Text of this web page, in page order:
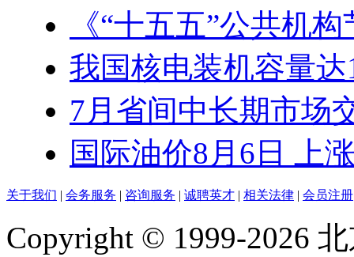
《“十五五”公共机
我国核电装机容量达
7月省间中长期市场
国际油价8月6日 上
关于我们 | 会务服务 | 咨询服务 | 诚聘英才 | 相关法律 | 会员注册
Copyright © 1999-2026